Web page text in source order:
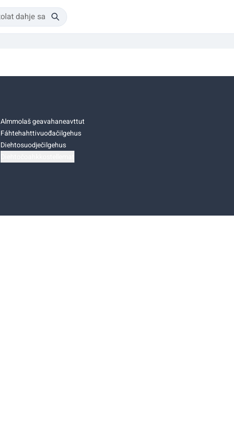
Almmolaš geavahaneavttut
Fáhtehahttivuođačilgehus
Diehtosuodječilgehus